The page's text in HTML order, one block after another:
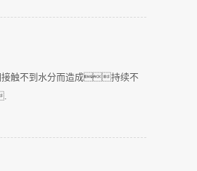
接触不到水分而造成持续不